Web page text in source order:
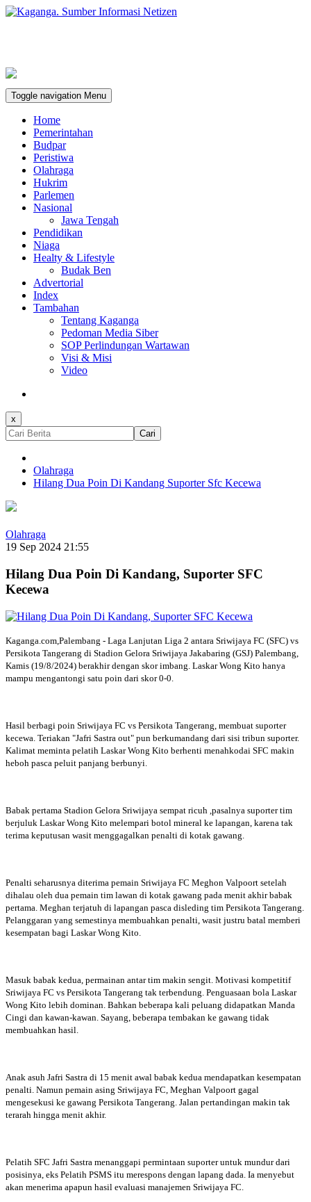
Toggle navigation Menu
Home
Pemerintahan
Budpar
Peristiwa
Olahraga
Hukrim
Parlemen
Nasional
Jawa Tengah
Pendidikan
Niaga
Healty & Lifestyle
Budak Ben
Advertorial
Index
Tambahan
Tentang Kaganga
Pedoman Media Siber
SOP Perlindungan Wartawan
Visi & Misi
Video
x
Cari
Olahraga
Hilang Dua Poin Di Kandang Suporter Sfc Kecewa
Olahraga
19 Sep 2024 21:55
Hilang Dua Poin Di Kandang, Suporter SFC
Kecewa
Kaganga.com,Palembang - Laga Lanjutan Liga 2 antara Sriwijaya FC (SFC) vs
Persikota Tangerang di Stadion Gelora Sriwijaya Jakabaring (GSJ) Palembang,
Kamis (19/8/2024) berakhir dengan skor imbang. Laskar Wong Kito hanya
mampu mengantongi satu poin dari skor 0-0.
Hasil berbagi poin Sriwijaya FC vs Persikota Tangerang, membuat suporter
kecewa. Teriakan "Jafri Sastra out" pun berkumandang dari sisi tribun suporter.
Kalimat meminta pelatih Laskar Wong Kito berhenti menahkodai SFC makin
heboh pasca peluit panjang berbunyi.
Babak pertama Stadion Gelora Sriwijaya sempat ricuh ,pasalnya suporter tim
berjuluk Laskar Wong Kito melempari botol mineral ke lapangan, karena tak
terima keputusan wasit menggagalkan penalti di kotak gawang.
Penalti seharusnya diterima pemain Sriwijaya FC Meghon Valpoort setelah
dihalau oleh dua pemain tim lawan di kotak gawang pada menit akhir babak
pertama. Meghan terjatuh di lapangan pasca disleding tim Persikota Tangerang.
Pelanggaran yang semestinya membuahkan penalti, wasit justru batal memberi
kesempatan bagi Laskar Wong Kito.
Masuk babak kedua, permainan antar tim makin sengit. Motivasi kompetitif
Sriwijaya FC vs Persikota Tangerang tak terbendung. Penguasaan bola Laskar
Wong Kito lebih dominan. Bahkan beberapa kali peluang didapatkan Manda
Cingi dan kawan-kawan. Sayang, beberapa tembakan ke gawang tidak
membuahkan hasil.
Anak asuh Jafri Sastra di 15 menit awal babak kedua mendapatkan kesempatan
penalti. Namun pemain asing Sriwijaya FC, Meghan Valpoort gagal
mengesekusi ke gawang Persikota Tangerang. Jalan pertandingan makin tak
terarah hingga menit akhir.
Pelatih SFC Jafri Sastra menanggapi permintaan suporter untuk mundur dari
posisinya, eks Pelatih PSMS itu merespons dengan lapang dada. Ia menyebut
akan menerima apapun hasil evaluasi manajemen Sriwijaya FC.